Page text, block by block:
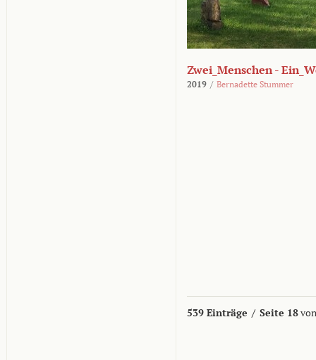
Zwei_Menschen -
2019 / Bernadette Stummer
539 Einträge / Seite 18